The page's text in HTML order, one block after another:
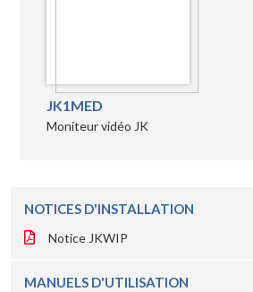
JK1MED
Moniteur vidéo JK
NOTICES D'INSTALLATION
Notice JKWIP
MANUELS D'UTILISATION